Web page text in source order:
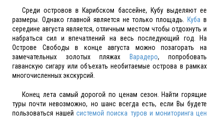
Среди островов в Карибском бассейне, Кубу выделяют ее
размеры. Однако главной является не только площадь.
Куба в
середине августа является, отличным местом чтобы отдохнуть и
набраться сил и впечатлений на весь последующий год. На
Острове Свободы в конце августа можно позагорать на
замечательных золотых пляжах
Варадеро, попробовать
гаванскую сигару или объехать необитаемые острова в рамках
многочисленных экскурсий.
Конец лета самый дорогой по ценам сезон. Найти горящие
туры почти невозможно, но шанс всегда есть, если Вы будете
пользоваться нашейсистемой поиска туров и мониторинга цен